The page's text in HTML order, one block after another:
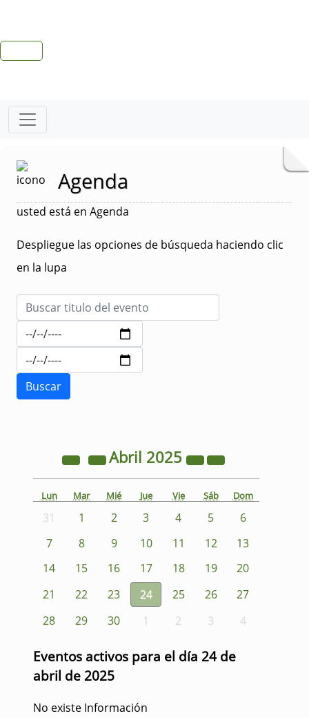
Agenda
usted está en Agenda
Despliegue las opciones de búsqueda haciendo clic
en la lupa
Abril 2025
Lun Mar Mié Jue Vie Sáb Dom
31 1 2 3 4 5
6
7
8 9 10 11 12
13
14
15 16 17 18 19
20
21
22 23 24 25 26
27
28
29 30 1 2 3 4
Eventos activos para el día 24 de
abril de 2025
No existe Información